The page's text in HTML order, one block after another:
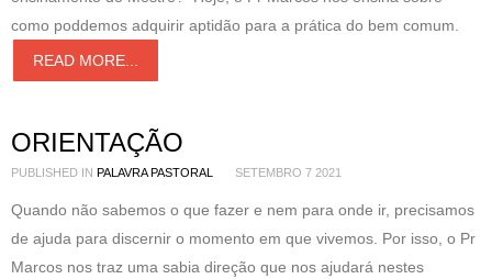
como poddemos adquirir aptidão para a prática do bem comum.
READ MORE...
ORIENTAÇÃO
PUBLISHED IN PALAVRA PASTORAL SETEMBRO 7 2021
Quando não sabemos o que fazer e nem para onde ir, precisamos
de ajuda para discernir o momento em que vivemos. Por isso, o Pr
Marcos nos traz uma sabia direção que nos ajudará nestes